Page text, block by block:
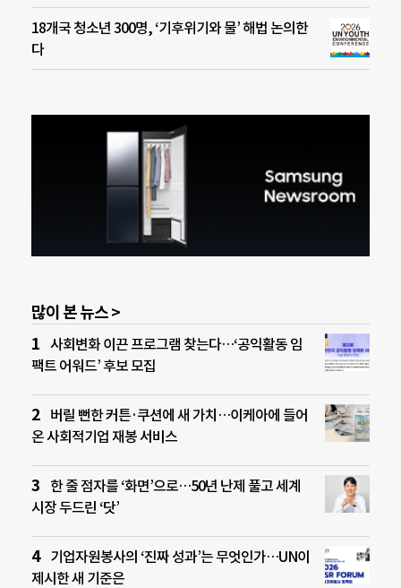
18개국 청소년 300명, ‘기후위기와 물’ 해법 논의한
다
많이 본 뉴스 >
사회변화 이끈 프로그램 찾는다…‘공익활동 임
팩트 어워드’ 후보 모집
버릴 뻔한 커튼·쿠션에 새 가치…이케아에 들어
온 사회적기업 재봉 서비스
한 줄 점자를 ‘화면’으로…50년 난제 풀고 세계
시장 두드린 ‘닷’
기업자원봉사의 ‘진짜 성과’는 무엇인가…UN이
제시한 새 기준은